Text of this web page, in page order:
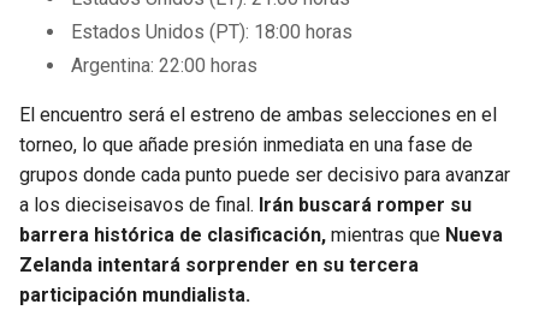
Estados Unidos (PT): 18:00 horas
Argentina: 22:00 horas
El encuentro será el estreno de ambas selecciones en el
torneo, lo que añade presión inmediata en una fase de
grupos donde cada punto puede ser decisivo para avanzar
a los dieciseisavos de final. Irán buscará romper su
barrera histórica de clasificación, mientras que Nueva
Zelanda intentará sorprender en su tercera
participación mundialista.